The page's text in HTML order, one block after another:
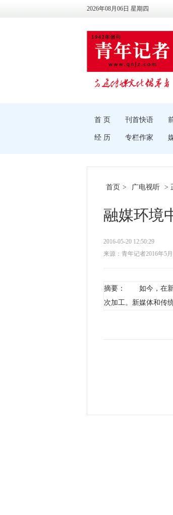
2026年08月06日 星期四
首 页 刊首快语
经 历 专栏作家
首页 > 广电视听 >
融媒环境
2016-05-20 12:50:29
来源：青年记者2016年5
摘要： 如今，在新
次加工。新媒体和传